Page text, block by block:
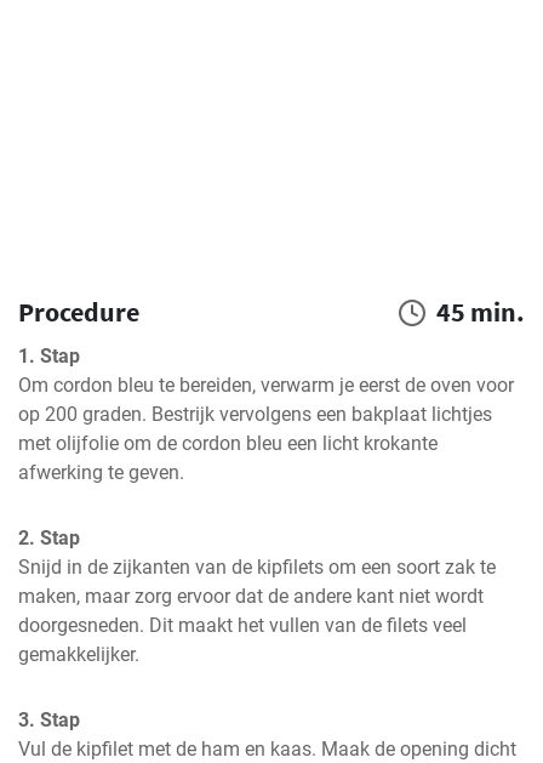
Procedure 45 min.
1. Stap
Om cordon bleu te bereiden, verwarm je eerst de oven voor
op 200 graden. Bestrijk vervolgens een bakplaat lichtjes
met olijfolie om de cordon bleu een licht krokante
afwerking te geven.
2. Stap
Snijd in de zijkanten van de kipfilets om een soort zak te
maken, maar zorg ervoor dat de andere kant niet wordt
doorgesneden. Dit maakt het vullen van de filets veel
gemakkelijker.
3. Stap
Vul de kipfilet met de ham en kaas. Maak de opening dicht